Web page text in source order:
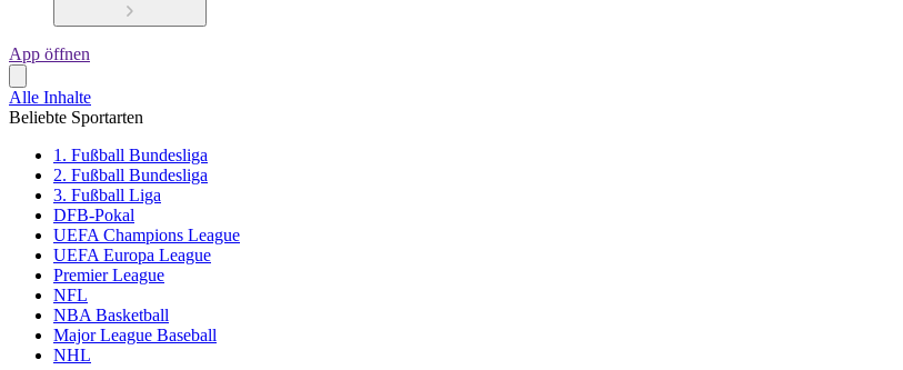
App öffnen
Alle Inhalte
Beliebte Sportarten
1. Fußball Bundesliga
2. Fußball Bundesliga
3. Fußball Liga
DFB-Pokal
UEFA Champions League
UEFA Europa League
Premier League
NFL
NBA Basketball
Major League Baseball
NHL